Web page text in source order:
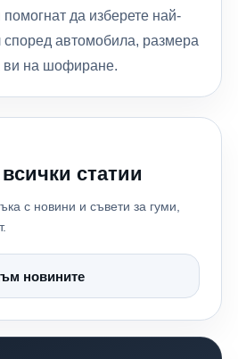
да изберете най-
автомобила, размера
ви на шофиране.
статии
с новини и съвети за гуми,
новините